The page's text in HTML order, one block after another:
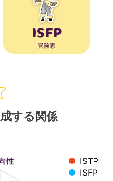
ISFP
冒険家
する関係
ISTP
ISFP